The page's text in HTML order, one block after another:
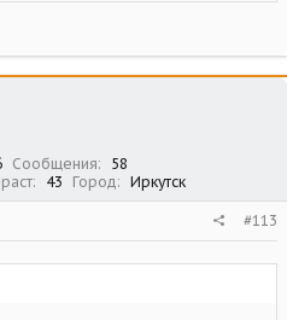
Сообщения
58
43 Город Иркутск
#113